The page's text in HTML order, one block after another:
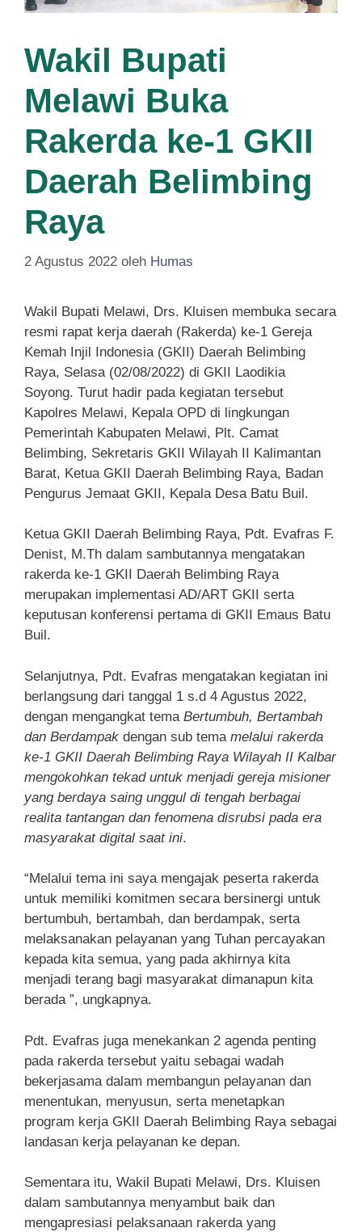
Wakil Bupati
Melawi Buka
Rakerda ke-1 GKII
Daerah Belimbing
Raya
2 Agustus 2022 oleh Humas
Wakil Bupati Melawi, Drs. Kluisen membuka secara
resmi rapat kerja daerah (Rakerda) ke-1 Gereja
Kemah Injil Indonesia (GKII) Daerah Belimbing
Raya, Selasa (02/08/2022) di GKII Laodikia
Soyong. Turut hadir pada kegiatan tersebut
Kapolres Melawi, Kepala OPD di lingkungan
Pemerintah Kabupaten Melawi, Plt. Camat
Belimbing, Sekretaris GKII Wilayah II Kalimantan
Barat, Ketua GKII Daerah Belimbing Raya, Badan
Pengurus Jemaat GKII, Kepala Desa Batu Buil.
Ketua GKII Daerah Belimbing Raya, Pdt. Evafras F.
Denist, M.Th dalam sambutannya mengatakan
rakerda ke-1 GKII Daerah Belimbing Raya
merupakan implementasi AD/ART GKII serta
keputusan konferensi pertama di GKII Emaus Batu
Buil.
Selanjutnya, Pdt. Evafras mengatakan kegiatan ini
berlangsung dari tanggal 1 s.d 4 Agustus 2022,
dengan mengangkat tema Bertumbuh, Bertambah
dan Berdampak dengan sub tema melalui rakerda
ke-1 GKII Daerah Belimbing Raya Wilayah II Kalbar
mengokohkan tekad untuk menjadi gereja misioner
yang berdaya saing unggul di tengah berbagai
realita tantangan dan fenomena disrubsi pada era
masyarakat digital saat ini.
“Melalui tema ini saya mengajak peserta rakerda
untuk memiliki komitmen secara bersinergi untuk
bertumbuh, bertambah, dan berdampak, serta
melaksanakan pelayanan yang Tuhan percayakan
kepada kita semua, yang pada akhirnya kita
menjadi terang bagi masyarakat dimanapun kita
berada ”, ungkapnya.
Pdt. Evafras juga menekankan 2 agenda penting
pada rakerda tersebut yaitu sebagai wadah
bekerjasama dalam membangun pelayanan dan
menentukan, menyusun, serta menetapkan
program kerja GKII Daerah Belimbing Raya sebagai
landasan kerja pelayanan ke depan.
Sementara itu, Wakil Bupati Melawi, Drs. Kluisen
dalam sambutannya menyambut baik dan
mengapresiasi pelaksanaan rakerda yang